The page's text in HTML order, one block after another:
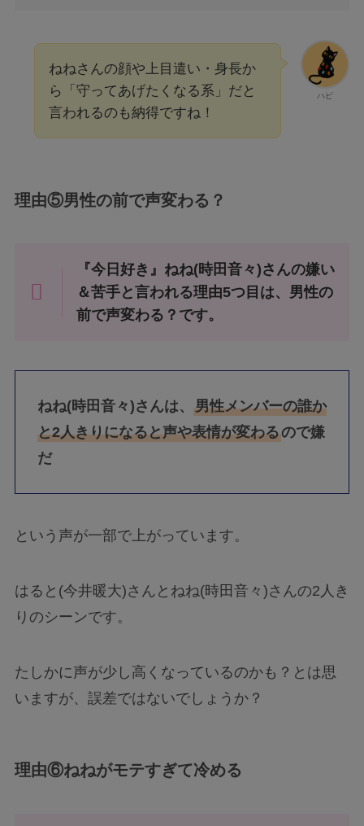
ハピ
ねねさんの顔や上目遣い・身長か
ら「守ってあげたくなる系」だと
言われるのも納得ですね！
理由⑤男性の前で声変わる？
『今日好き』ねね(時田音々)さんの嫌い
＆苦手と言われる理由5つ目は、男性の
前で声変わる？です。
ねね(時田音々)さんは、 男性メンバーの誰か
と2人きりになると声や表情が変わるので嫌
だ
という声が一部で上がっています。
はると(今井暖大)さんとねね(時田音々)さんの2人き
りのシーンです。
たしかに声が少し高くなっているのかも？とは思
いますが、誤差ではないでしょうか？
理由⑥ねねがモテすぎて冷める